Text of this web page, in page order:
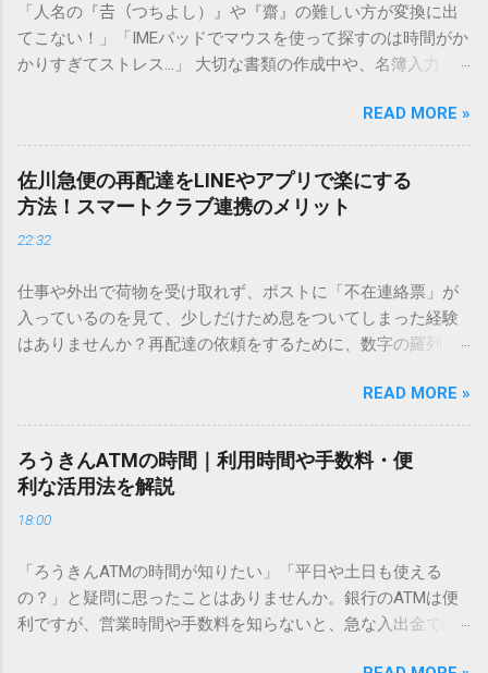
「人名の『𠮷（つちよし）』や『齋』の難しい方が変換に出
てこない！」「IMEパッドでマウスを使って探すのは時間がか
かりすぎてストレス…」 大切な書類の作成中や、名簿入力を
てしまいますよね。多くの人が「IMEパッド（手書き入力）」
を使いますが、実はマウスで一画ずつ書くのは非効率です
し、似た漢字が多すぎて結局見つからないことも少なくあり
ません。 そこで今回は、IMEパッドを使わずに、特定のコー
ドを打ち込むだけで一瞬で旧字や外字、特殊記号を呼び出す
「文字コード入力」のテクニックを詳しく解説します。 この
必要はありません。 1. なぜ「変換」しても旧字・外字が出て
こないのか？ そもそも、なぜ普通の変換で出てこない漢字が
あるのでしょうか。その理由は、パソコンが文字を認識する
は、JIS規格（日本産業規格）によって「第1水準」「第2水
準」といった形で整理されています。しかし、人名や地名に
使われる非常に古い漢字（旧字）や、特定の組織だけで作ら
れた「外字」は、この一般的な変換リストに含まれていない
ン上のすべての文字には、いわば「住所」のような番号が割
り振られています。変換候補に出ない文字でも、この住所
（コード）を直接指定すれば、確実に呼び出すことができる
のです。 2. Windows標準機能！文字コードで漢字を出す「16
進数入力」 最も汎用性が高く、特別なソフトも不要なのが
READ MORE »
佐川急便の再配達をLINEやアプリで楽にする
方法！スマートクラブ連携のメリット
22:32
仕事や外出で荷物を受け取れず、ポストに「不在連絡票」が
入っているのを見て、少しだけため息をついてしまった経験
はありませんか？再配達の依頼をするために、数字の羅列を
ことに申し訳なさを感じたりすることもあるかもしれませ
ん。 「もっとスムーズに、自分のタイミングで受け取りた
い」 「わざわざ電話をかけずに、スマホ一つで完結させた
い」 そんな願いを叶えてくれるのが、佐川急便の会員制サー
ビス「スマートクラブ」と、LINEや公式アプリの連携です。
これらを活用するだけで、再配達のストレスは驚くほど軽く
受け取り術と、連携による具体的なメリットを徹底解説しま
す。 佐川急便の再配達が劇的に変わる「スマートクラブ」と
は？ まず押さえておきたいのが、佐川急便の個人向け無料会
READ MORE »
ろうきんATMの時間｜利用時間や手数料・便
利な活用法を解説
18:00
「ろうきんATMの時間が知りたい」「平日や土日も使える
の？」と疑問に思ったことはありませんか。銀行のATMは便
利ですが、営業時間や手数料を知らないと、急な入出金で困